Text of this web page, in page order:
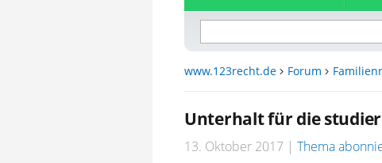
www.123recht.de Forum
Unterhalt für die
13. Oktober 2017 Thema